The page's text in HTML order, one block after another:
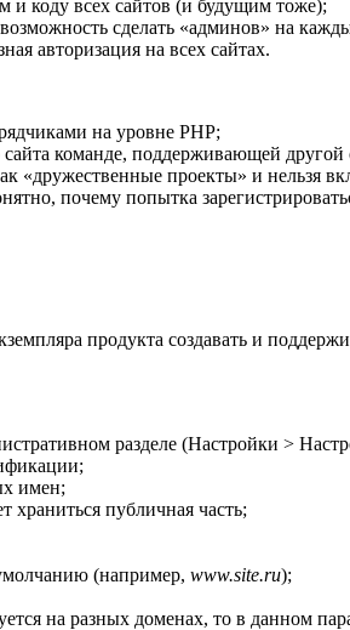
и коду всех сайтов (и будущим тоже);
сделать «админов» на
авторизация на всех сайтах.
на уровне PHP;
команде, поддерживающей
«дружественные проекты» и нельзя
почему попытка
продукта создавать и
разделе (Настройки >
имен;
храниться публичная часть;
(например, www.site.ru);
на разных доменах, то в данном